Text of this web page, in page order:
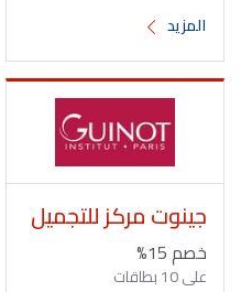
المزيد
جينوت مركز للتجميل
خصم 15%
على 10 بطاقات